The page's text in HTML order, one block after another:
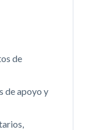
de
de apoyo y